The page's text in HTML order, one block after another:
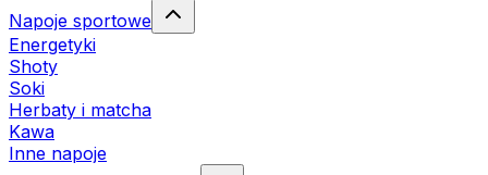
Napoje sportowe
Energetyki
Shoty
Soki
Herbaty i matcha
Kawa
Inne napoje